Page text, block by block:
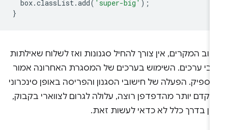
box.classList. add('super-big'
המקרים, אין צורך להחיל סגנונות ואז לשלוח שאילתות
ערכים. השימוש בערכים של המסגרת האחרונה אמור
הפעלה של חישובי הסגנון והפריסה באופן סינכרוני
יותר מהדפדפן רוצה, עלולה לגרום לצווארי בקבוק,
בדרך כלל לא כדאי לעשות זאת.